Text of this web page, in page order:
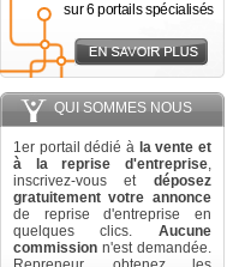
sur 6 portails spécialisés
QUI SOMMES NOUS
1er portail dédié à la vente et
à la reprise d'entreprise,
inscrivez-vous et déposez
gratuitement votre annonce
de reprise d'entreprise en
quelques clics. Aucune
commission n'est demandée.